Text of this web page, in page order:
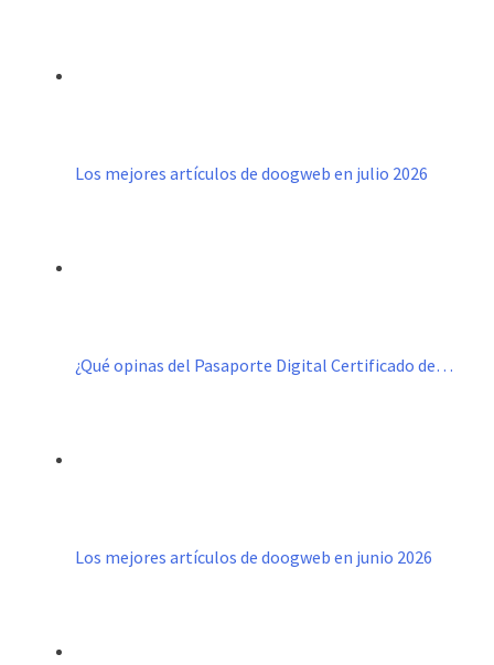
Los mejores artículos de doogweb en julio 2026
¿Qué opinas del Pasaporte Digital Certificado de…
Los mejores artículos de doogweb en junio 2026